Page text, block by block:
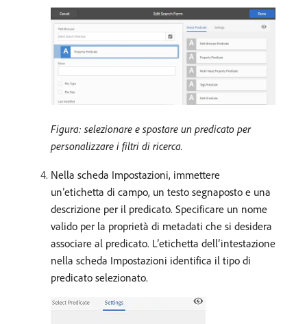
Figura: selezionare e spostare un predicato per
personalizzare i filtri di ricerca.
Nella scheda Impostazioni, immettere
un’etichetta di campo, un testo segnaposto e una
descrizione per il predicato. Specificare un nome
valido per la proprietà di metadati che si desidera
associare al predicato. L’etichetta dell’intestazione
nella scheda Impostazioni identifica il tipo di
predicato selezionato.